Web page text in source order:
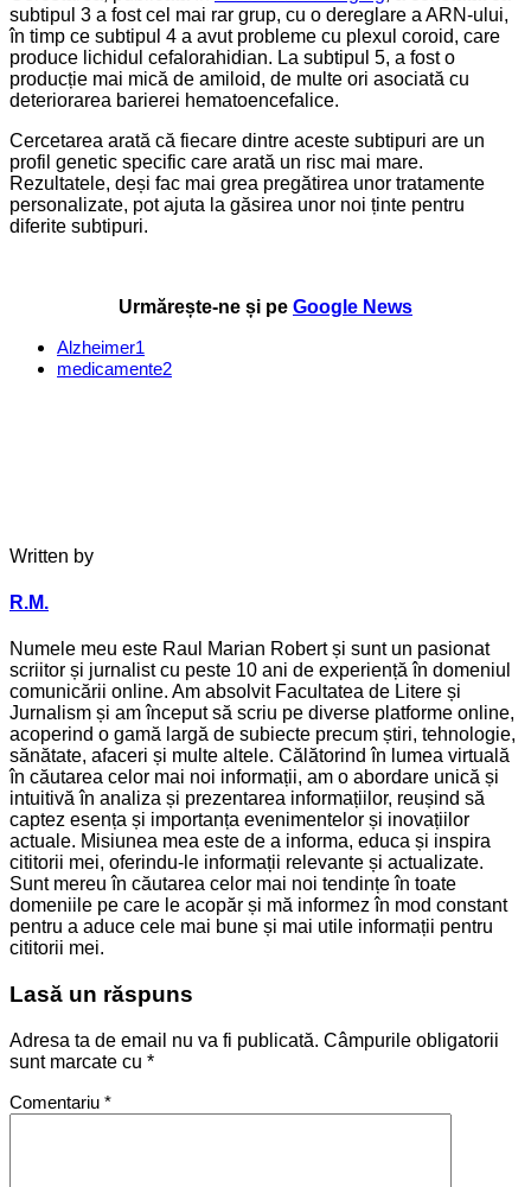
subtipul 3 a fost cel mai rar grup, cu o dereglare a ARN-ului,
în timp ce subtipul 4 a avut probleme cu plexul coroid, care
produce lichidul cefalorahidian. La subtipul 5, a fost o
producție mai mică de amiloid, de multe ori asociată cu
deteriorarea barierei hematoencefalice.
Cercetarea arată că fiecare dintre aceste subtipuri are un
profil genetic specific care arată un risc mai mare.
Rezultatele, deși fac mai grea pregătirea unor tratamente
personalizate, pot ajuta la găsirea unor noi ținte pentru
diferite subtipuri.
Urmărește-ne și pe Google News
Alzheimer1
medicamente2
Written by
R.M.
Numele meu este Raul Marian Robert și sunt un pasionat
scriitor și jurnalist cu peste 10 ani de experiență în domeniul
comunicării online. Am absolvit Facultatea de Litere și
Jurnalism și am început să scriu pe diverse platforme online,
acoperind o gamă largă de subiecte precum știri, tehnologie,
sănătate, afaceri și multe altele. Călătorind în lumea virtuală
în căutarea celor mai noi informații, am o abordare unică și
intuitivă în analiza și prezentarea informațiilor, reușind să
captez esența și importanța evenimentelor și inovațiilor
actuale. Misiunea mea este de a informa, educa și inspira
cititorii mei, oferindu-le informații relevante și actualizate.
Sunt mereu în căutarea celor mai noi tendințe în toate
domeniile pe care le acopăr și mă informez în mod constant
pentru a aduce cele mai bune și mai utile informații pentru
cititorii mei.
Lasă un răspuns
Adresa ta de email nu va fi publicată. Câmpurile obligatorii
sunt marcate cu *
Comentariu *